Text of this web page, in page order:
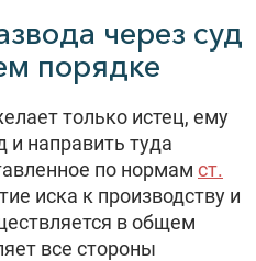
через суд
порядке
только истец, ему
и направить туда
по нормам ст.
иска к производству и
в общем
все стороны